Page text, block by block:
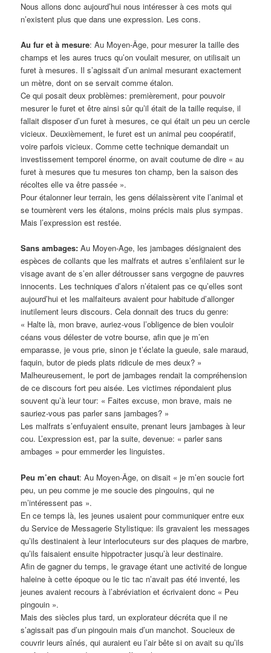
Nous allons donc aujourd’hui nous intéresser à ces mots qui
n’existent plus que dans une expression. Les cons.
Au fur et à mesure: Au Moyen-Âge, pour mesurer la taille des
champs et les aures trucs qu’on voulait mesurer, on utilisait un
furet à mesures. Il s’agissait d’un animal mesurant exactement
un mètre, dont on se servait comme étalon.
Ce qui posait deux problèmes: premièrement, pour pouvoir
mesurer le furet et être ainsi sûr qu’il était de la taille requise, il
fallait disposer d’un furet à mesures, ce qui était un peu un cercle
vicieux. Deuxièmement, le furet est un animal peu coopératif,
voire parfois vicieux. Comme cette technique demandait un
investissement temporel énorme, on avait coutume de dire « au
furet à mesures que tu mesures ton champ, ben la saison des
récoltes elle va être passée ».
Pour étalonner leur terrain, les gens délaissèrent vite l’animal et
se tournèrent vers les étalons, moins précis mais plus sympas.
Mais l’expression est restée.
Sans ambages: Au Moyen-Age, les jambages désignaient des
espèces de collants que les malfrats et autres s’enfilaient sur le
visage avant de s’en aller détrousser sans vergogne de pauvres
innocents. Les techniques d’alors n’étaient pas ce qu’elles sont
aujourd’hui et les malfaiteurs avaient pour habitude d’allonger
inutilement leurs discours. Cela donnait des trucs du genre:
« Halte là, mon brave, auriez-vous l’obligence de bien vouloir
céans vous délester de votre bourse, afin que je m’en
emparasse, je vous prie, sinon je t’éclate la gueule, sale maraud,
faquin, butor de pieds plats ridicule de mes deux? »
Malheureusement, le port de jambages rendait la compréhension
de ce discours fort peu aisée. Les victimes répondaient plus
souvent qu’à leur tour: « Faites excuse, mon brave, mais ne
sauriez-vous pas parler sans jambages? »
Les malfrats s’enfuyaient ensuite, prenant leurs jambages à leur
cou. L’expression est, par la suite, devenue: « parler sans
ambages » pour emmerder les linguistes.
Peu m’en chaut: Au Moyen-Âge, on disait « je m’en soucie fort
peu, un peu comme je me soucie des pingouins, qui ne
m’intéressent pas ».
En ce temps là, les jeunes usaient pour communiquer entre eux
du Service de Messagerie Stylistique: ils gravaient les messages
qu’ils destinaient à leur interlocuteurs sur des plaques de marbre,
qu’ils faisaient ensuite hippotracter jusqu’à leur destinaire.
Afin de gagner du temps, le gravage étant une activité de longue
haleine à cette époque ou le tic tac n’avait pas été inventé, les
jeunes avaient recours à l’abréviation et écrivaient donc « Peu
pingouin ».
Mais des siècles plus tard, un explorateur décréta que il ne
s’agissait pas d’un pingouin mais d’un manchot. Soucieux de
couvrir leurs aînés, qui auraient eu l’air bête si on avait su qu’ils